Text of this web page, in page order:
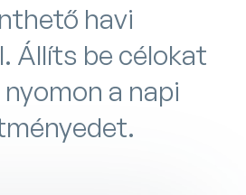
havi
Állíts be célokat
a napi